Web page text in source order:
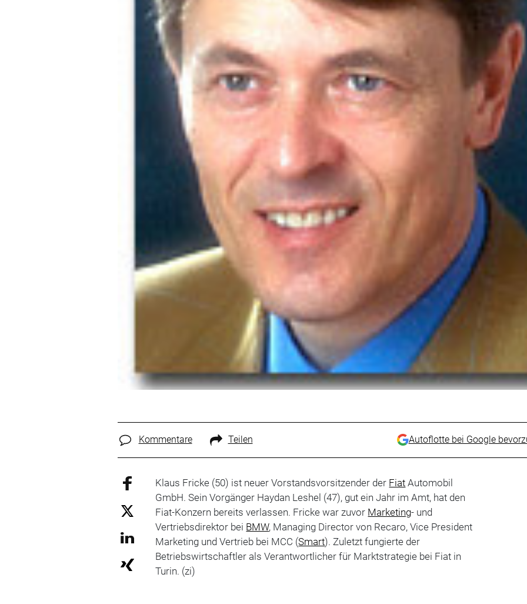
Kommentare Teilen Autoflotte bei Google
Klaus Fricke (50) ist neuer Vorstandsvorsitzender der Fiat Automobil
GmbH. Sein Vorgänger Haydan Leshel (47), gut ein Jahr im Amt, hat den
Fiat-Konzern bereits verlassen. Fricke war zuvor Marketing- und
Vertriebsdirektor bei BMW, Managing Director von Recaro, Vice President
Marketing und Vertrieb bei MCC (Smart). Zuletzt fungierte der
Betriebswirtschaftler als Verantwortlicher für Marktstrategie bei Fiat in
Turin. (zi)